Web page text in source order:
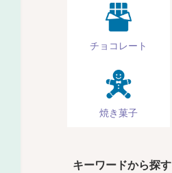
チョコレート
焼き菓子
キーワードから探す